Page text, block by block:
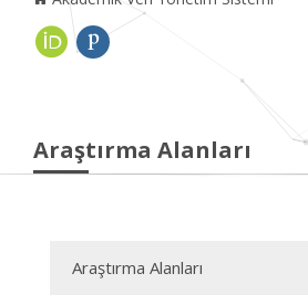
Araştırma Alanları
Araştırma Alanları